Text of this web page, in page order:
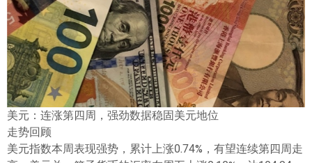
美元：连涨第四周，强劲数据稳固美元地位
走势回顾
美元指数本周表现强势，累计上涨0.74%，有望连续第四周走